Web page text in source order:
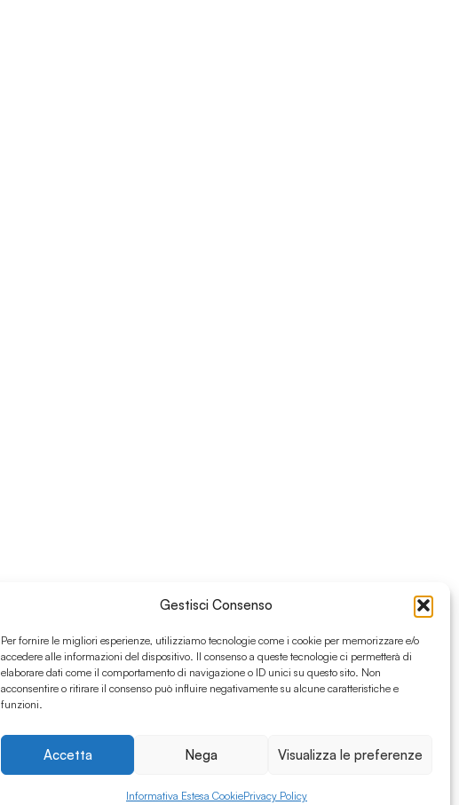
Gestisci Consenso
Per fornire le migliori esperienze, utilizziamo tecnologie come i cookie per memorizzare e/o
accedere alle informazioni del dispositivo. Il consenso a queste tecnologie ci permetterà di
elaborare dati come il comportamento di navigazione o ID unici su questo sito. Non
acconsentire o ritirare il consenso può influire negativamente su alcune caratteristiche e
funzioni.
Accetta Nega Visualizza le preferenze
Informativa Estesa CookiePrivacy Policy